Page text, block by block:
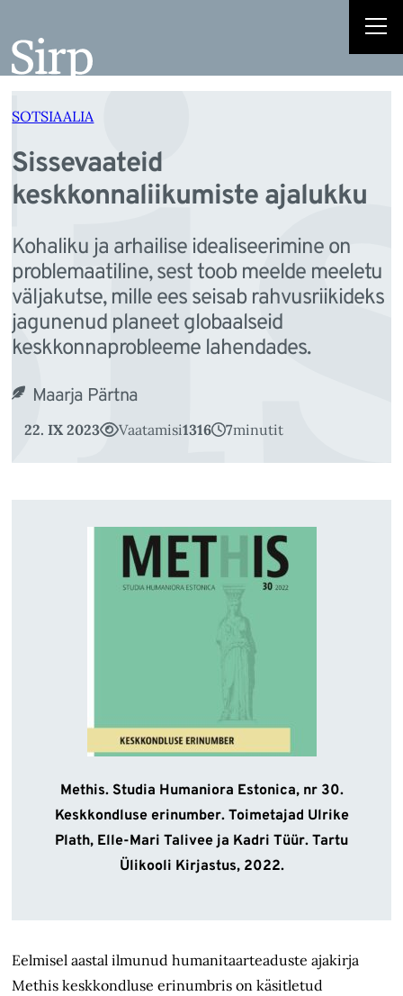
juurde
SOTSIAALIA
Sissevaateid
keskkonnaliikumiste ajalukku
Kohaliku ja arhailise idealiseerimine on
problemaatiline, sest toob meelde meeletu
väljakutse, mille ees seisab rahvusriikideks
jagunenud planeet globaalseid
keskkonnaprobleeme lahendades.
Maarja Pärtna
22. IX 2023 Vaatamisi1316 7minutit
Methis. Studia Humaniora Estonica, nr 30.
Keskkondluse erinumber. Toimetajad Ulrike
Plath, Elle-Mari Talivee ja Kadri Tüür. Tartu
Ülikooli Kirjastus, 2022.
Eelmisel aastal ilmunud humanitaarteaduste ajakirja
Methis keskkondluse erinumbris on käsitletud